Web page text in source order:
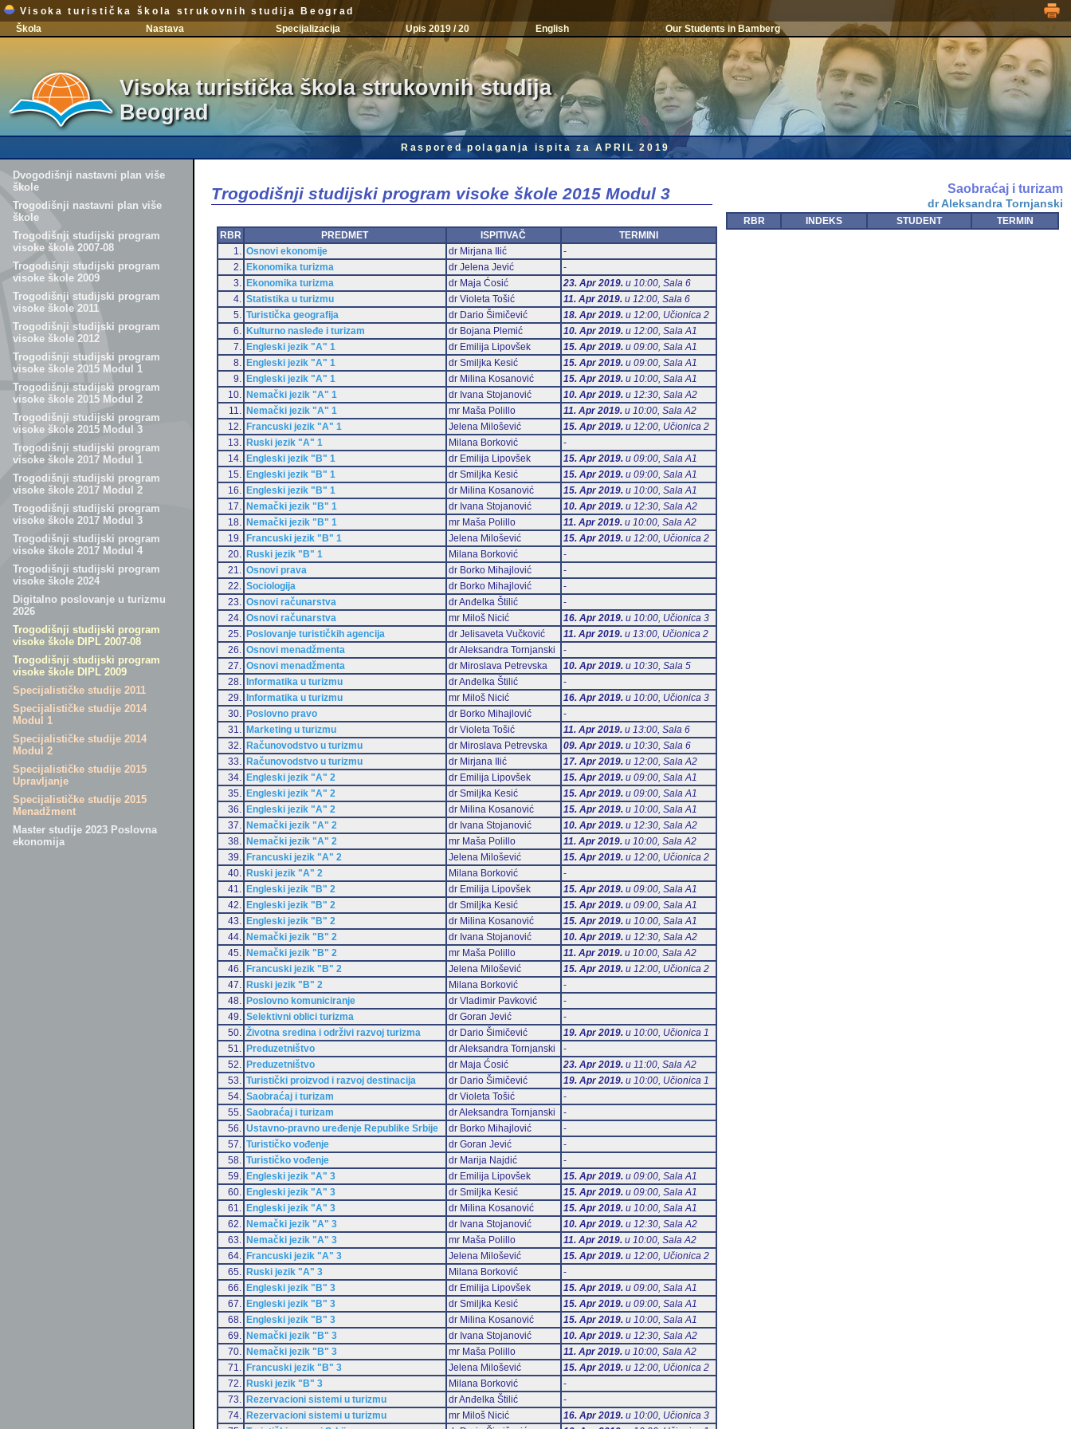
Visoka turistička škola strukovnih studija Beograd
Škola
Nastava Specijalizacija Upis 2019 / 20 English Our Students in Bamberg
Visoka turistička škola strukovnih studija
Beograd
Raspored polaganja ispita za APRIL 2019
Dvogodišnji nastavni plan više
škole
Trogodišnji nastavni plan više
škole
Trogodišnji studijski program
visoke škole 2007-08
Trogodišnji studijski program
visoke škole 2009
Trogodišnji studijski program
visoke škole 2011
Trogodišnji studijski program
visoke škole 2012
Trogodišnji studijski program
visoke škole 2015 Modul 1
Trogodišnji studijski program
visoke škole 2015 Modul 2
Trogodišnji studijski program
visoke škole 2015 Modul 3
Trogodišnji studijski program
visoke škole 2017 Modul 1
Trogodišnji studijski program
visoke škole 2017 Modul 2
Trogodišnji studijski program
visoke škole 2017 Modul 3
Trogodišnji studijski program
visoke škole 2017 Modul 4
Trogodišnji studijski program
visoke škole 2024
Digitalno poslovanje u turizmu
2026
Trogodišnji studijski program
visoke škole DIPL 2007-08
Trogodišnji studijski program
visoke škole DIPL 2009
Specijalističke studije 2011
Specijalističke studije 2014
Modul 1
Specijalističke studije 2014
Modul 2
Specijalističke studije 2015
Upravljanje
Specijalističke studije 2015
Menadžment
Master studije 2023 Poslovna
ekonomija
Trogodišnji studijski program visoke škole 2015 Modul 3
RBR PREDMET ISPITIVAČ
TERMINI
1.
Osnovi ekonomije dr Mirjana Ilić
-
2.
Ekonomika turizma dr Jelena Jević
-
3.
Ekonomika turizma dr Maja Ćosić 23. Apr 2019.u 10:00, Sala 6
4.
Statistika u turizmu dr Violeta Tošić 11. Apr 2019.u 12:00, Sala 6
5.
Turistička geografija dr Dario Šimičević 18. Apr 2019.u 12:00, Učionica 2
6.
Kulturno nasleđe i turizam dr Bojana Plemić 10. Apr 2019.u 12:00, Sala А1
7.
Engleski jezik "A" 1 dr Emilija Lipovšek 15. Apr 2019.u 09:00, Sala А1
8.
Engleski jezik "A" 1 dr Smiljka Kesić 15. Apr 2019.u 09:00, Sala А1
9.
Engleski jezik "A" 1 dr Milina Kosanović 15. Apr 2019.u 10:00, Sala А1
10.
Nemački jezik "A" 1 dr Ivana Stojanović 10. Apr 2019.u 12:30, Sala А2
11.
Nemački jezik "A" 1 mr Maša Polillo 11. Apr 2019.u 10:00, Sala А2
12.
Francuski jezik "A" 1 Jelena Milošević 15. Apr 2019.u 12:00, Učionica 2
13.
Ruski jezik "A" 1 Milana Borković
-
14.
Engleski jezik "B" 1 dr Emilija Lipovšek 15. Apr 2019.u 09:00, Sala А1
15.
Engleski jezik "B" 1 dr Smiljka Kesić 15. Apr 2019.u 09:00, Sala А1
16.
Engleski jezik "B" 1 dr Milina Kosanović 15. Apr 2019.u 10:00, Sala А1
17.
Nemački jezik "B" 1 dr Ivana Stojanović 10. Apr 2019.u 12:30, Sala А2
18.
Nemački jezik "B" 1 mr Maša Polillo 11. Apr 2019.u 10:00, Sala А2
19.
Francuski jezik "B" 1 Jelena Milošević 15. Apr 2019.u 12:00, Učionica 2
20.
Ruski jezik "B" 1 Milana Borković
-
21.
Osnovi prava dr Borko Mihajlović
-
22.
Sociologija dr Borko Mihajlović
-
23.
Osnovi računarstva dr Anđelka Štilić
-
24.
Osnovi računarstva mr Miloš Nicić 16. Apr 2019.u 10:00, Učionica 3
25.
Poslovanje turističkih agencija dr Jelisaveta Vučković 11. Apr 2019.u 13:00, Učionica 2
26.
Osnovi menadžmenta dr Aleksandra Tornjanski
-
27.
Osnovi menadžmenta dr Miroslava Petrevska 10. Apr 2019.u 10:30, Sala 5
28.
Informatika u turizmu dr Anđelka Štilić
-
29.
Informatika u turizmu mr Miloš Nicić 16. Apr 2019.u 10:00, Učionica 3
30.
Poslovno pravo dr Borko Mihajlović
-
31.
Marketing u turizmu dr Violeta Tošić 11. Apr 2019.u 13:00, Sala 6
32.
Računovodstvo u turizmu dr Miroslava Petrevska 09. Apr 2019.u 10:30, Sala 6
33.
Računovodstvo u turizmu dr Mirjana Ilić 17. Apr 2019.u 12:00, Sala А2
34.
Engleski jezik "A" 2 dr Emilija Lipovšek 15. Apr 2019.u 09:00, Sala А1
35.
Engleski jezik "A" 2 dr Smiljka Kesić 15. Apr 2019.u 09:00, Sala А1
36.
Engleski jezik "A" 2 dr Milina Kosanović 15. Apr 2019.u 10:00, Sala А1
37.
Nemački jezik "A" 2 dr Ivana Stojanović 10. Apr 2019.u 12:30, Sala А2
38.
Nemački jezik "A" 2 mr Maša Polillo 11. Apr 2019.u 10:00, Sala А2
39.
Francuski jezik "A" 2 Jelena Milošević 15. Apr 2019.u 12:00, Učionica 2
40.
Ruski jezik "A" 2 Milana Borković
-
41.
Engleski jezik "B" 2 dr Emilija Lipovšek 15. Apr 2019.u 09:00, Sala А1
42.
Engleski jezik "B" 2 dr Smiljka Kesić 15. Apr 2019.u 09:00, Sala А1
43.
Engleski jezik "B" 2 dr Milina Kosanović 15. Apr 2019.u 10:00, Sala А1
44.
Nemački jezik "B" 2 dr Ivana Stojanović 10. Apr 2019.u 12:30, Sala А2
45.
Nemački jezik "B" 2 mr Maša Polillo 11. Apr 2019.u 10:00, Sala А2
46.
Francuski jezik "B" 2 Jelena Milošević 15. Apr 2019.u 12:00, Učionica 2
47.
Ruski jezik "B" 2 Milana Borković
-
48.
Poslovno komuniciranje dr Vladimir Pavković
-
49.
Selektivni oblici turizma dr Goran Jević
-
50.
Životna sredina i održivi razvoj turizma dr Dario Šimičević 19. Apr 2019.u 10:00, Učionica 1
51.
Preduzetništvo dr Aleksandra Tornjanski
-
52.
Preduzetništvo dr Maja Ćosić 23. Apr 2019.u 11:00, Sala А2
53.
Turistički proizvod i razvoj destinacija dr Dario Šimičević 19. Apr 2019.u 10:00, Učionica 1
54.
Saobraćaj i turizam dr Violeta Tošić
-
55.
Saobraćaj i turizam dr Aleksandra Tornjanski
-
56.
Ustavno-pravno uređenje Republike Srbije dr Borko Mihajlović
-
57.
Turističko vođenje dr Goran Jević
-
58.
Turističko vođenje dr Marija Najdić
-
59.
Engleski jezik "A" 3 dr Emilija Lipovšek 15. Apr 2019.u 09:00, Sala А1
60.
Engleski jezik "A" 3 dr Smiljka Kesić 15. Apr 2019.u 09:00, Sala А1
61.
Engleski jezik "A" 3 dr Milina Kosanović 15. Apr 2019.u 10:00, Sala А1
62.
Nemački jezik "A" 3 dr Ivana Stojanović 10. Apr 2019.u 12:30, Sala А2
63.
Nemački jezik "A" 3 mr Maša Polillo 11. Apr 2019.u 10:00, Sala А2
64.
Francuski jezik "A" 3 Jelena Milošević 15. Apr 2019.u 12:00, Učionica 2
65.
Ruski jezik "A" 3 Milana Borković
-
66.
Engleski jezik "B" 3 dr Emilija Lipovšek 15. Apr 2019.u 09:00, Sala А1
67.
Engleski jezik "B" 3 dr Smiljka Kesić 15. Apr 2019.u 09:00, Sala А1
68.
Engleski jezik "B" 3 dr Milina Kosanović 15. Apr 2019.u 10:00, Sala А1
69.
Nemački jezik "B" 3 dr Ivana Stojanović 10. Apr 2019.u 12:30, Sala А2
70.
Nemački jezik "B" 3 mr Maša Polillo 11. Apr 2019.u 10:00, Sala А2
71.
Francuski jezik "B" 3 Jelena Milošević 15. Apr 2019.u 12:00, Učionica 2
72.
Ruski jezik "B" 3 Milana Borković
-
73.
Rezervacioni sistemi u turizmu dr Anđelka Štilić
-
74.
Rezervacioni sistemi u turizmu mr Miloš Nicić 16. Apr 2019.u 10:00, Učionica 3
Saobraćaj i turizam
dr Aleksandra Tornjanski
RBR INDEKS STUDENT TERMIN